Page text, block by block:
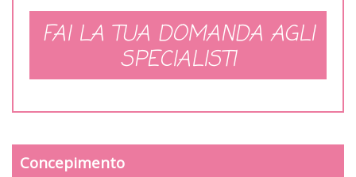
FAI LA TUA DOMANDA AGLI
SPECIALISTI
Concepimento